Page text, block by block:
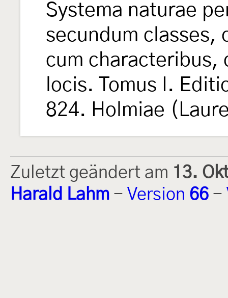
Systema naturae
secundum classes,
cum characteribus,
locis. Tomus I.
824. Holmiae
Zuletzt geändert am 13.
Harald Lahm - Version 66 -